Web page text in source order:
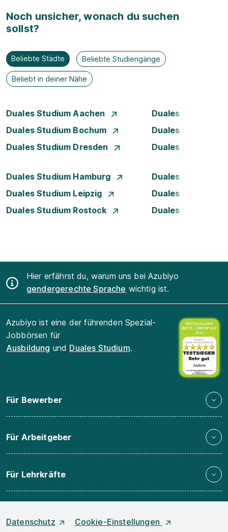
Noch unsicher, wonach du suchen
sollst?
Beliebte Städte Beliebte Studiengänge
Beliebt in deiner Nähe
Duales Studium Aachen
Duales Studium
Duales Studium Bochum
Duales Studium
Duales Studium Dresden
Duales Studium
Duales Studium Hamburg
Duales Studium
Duales Studium Leipzig
Duales Studium
Duales Studium Rostock
Duales Studium
Hier erfährst du, warum uns bei Azubiyo
gendergerechte Sprache wichtig ist.
Azubiyo ist eine der führenden Spezial-
Jobbörsen für
Ausbildung und Duales Studium.
Für Bewerber
Für Arbeitgeber
Für Lehrkräfte
Datenschutz Cookie-Einstellungen